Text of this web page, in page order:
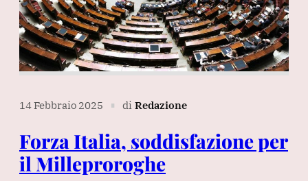
14 Febbraio 2025 ∎ di Redazione
Forza Italia, soddisfazione per
il Milleproroghe